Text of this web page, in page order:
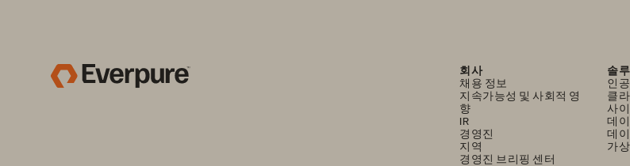
회사
채용 정보
지속가능성 및 사회적 영
향
IR
경영진
지역
경영진 브리핑 센터
솔
인
클
사
데
데
가